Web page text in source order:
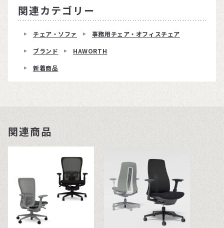
関連カテゴリー
チェア・ソファ
事務用チェア・オフィスチェア
ブランド
HAWORTH
新着商品
関連商品